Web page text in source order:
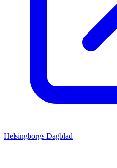
Helsingborgs Dagblad